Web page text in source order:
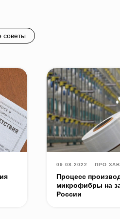
советы
09.08.2022 ПРО
Процесс
микрофибры на
России